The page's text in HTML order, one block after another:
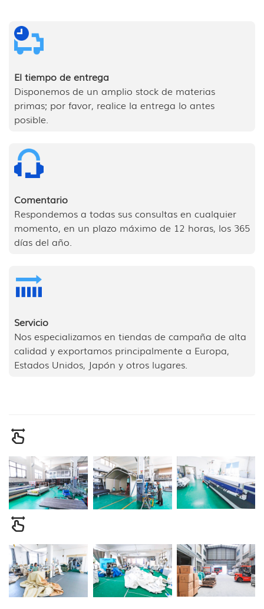
El tiempo de entrega
Disponemos de un amplio stock de materias
primas; por favor, realice la entrega lo antes
posible.
Comentario
Respondemos a todas sus consultas en cualquier
momento, en un plazo máximo de 12 horas, los 365
días del año.
Servicio
Nos especializamos en tiendas de campaña de alta
calidad y exportamos principalmente a Europa,
Estados Unidos, Japón y otros lugares.